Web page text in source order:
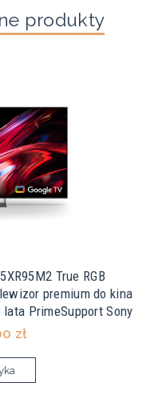
produkty
True RGB
premium do kina
PrimeSupport Sony
zł